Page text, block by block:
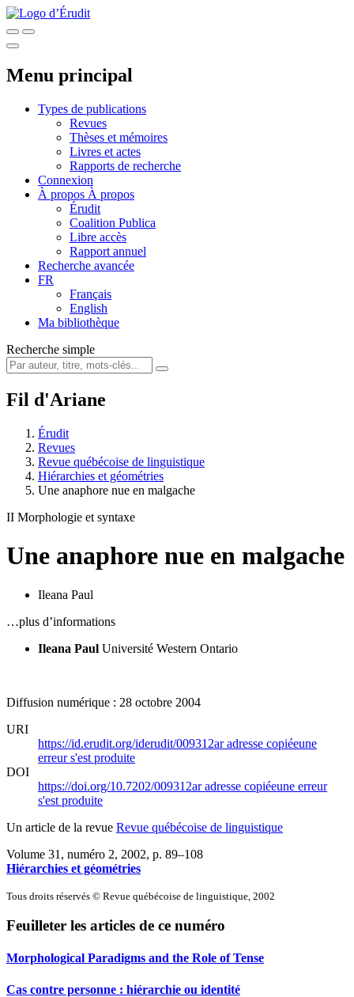
Menu principal
Types de publications
Revues
Thèses et mémoires
Livres et actes
Rapports de recherche
Connexion
À propos À propos
Érudit
Coalition Publica
Libre accès
Rapport annuel
Recherche avancée
FR
Français
English
Ma bibliothèque
Recherche simple
Fil d'Ariane
Érudit
Revues
Revue québécoise de linguistique
Hiérarchies et géométries
Une anaphore nue en malgache
II Morphologie et syntaxe
Une anaphore nue en malgache
Ileana Paul
…plus d’informations
Ileana Paul Université Western Ontario
Diffusion numérique : 28 octobre 2004
URI
https://id.erudit.org/iderudit/009312aradresse copiéeune
erreur s'est produite
DOI
https://doi.org/10.7202/009312aradresse copiéeune erreur
s'est produite
Un article de la revue Revue québécoise de linguistique
Volume 31, numéro 2, 2002, p. 89–108
Hiérarchies et géométries
Tous droits réservés © Revue québécoise de linguistique, 2002
Feuilleter les articles de ce numéro
Morphological Paradigms and the Role of Tense
Cas contre personne : hiérarchie ou identité